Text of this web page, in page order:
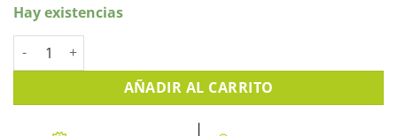
Hay existencias
Alarma fácil de instalar, Kit básico Ajax cantidad
AÑADIR AL CARRITO